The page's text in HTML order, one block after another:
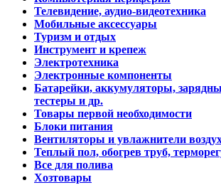
Телевидение, аудио-видеотехника
Мобильные аксессуары
Туризм и отдых
Инструмент и крепеж
Электротехника
Электронные компоненты
Батарейки, аккумуляторы,
тестеры и др.
Товары первой необходимости
Блоки питания
Вентиляторы и увлажнители
Теплый пол, обогрев труб,
Все для полива
Хозтовары